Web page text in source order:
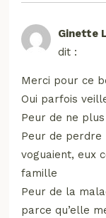
Ginette
dit :
Merci pour ce
Oui parfois
Peur de ne
Peur de perdre
voguaient, eux
famille
Peur de la
parce qu’elle